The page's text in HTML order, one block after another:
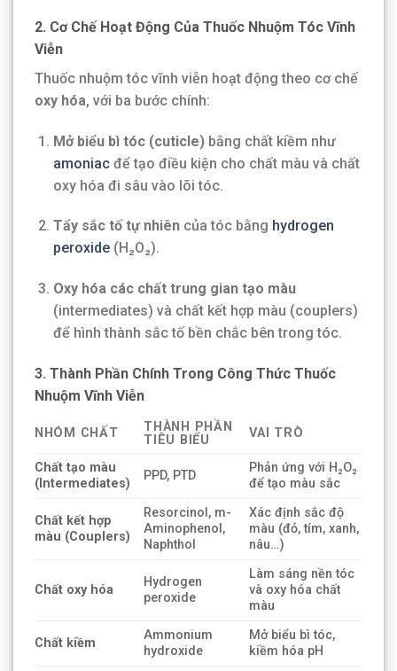
2. Cơ Chế Hoạt Động Của Thuốc Nhuộm Tóc Vĩnh
Viễn
Thuốc nhuộm tóc vĩnh viễn hoạt động theo cơ chế
oxy hóa, với ba bước chính:
Mở biểu bì tóc (cuticle)bằng chất kiềm như
amoniacđể tạo điều kiện cho chất màu và chất
oxy hóa đi sâu vào lõi tóc.
Tẩy sắc tố tự nhiêncủa tóc bằng hydrogen
peroxide(H₂O₂).
Oxy hóa các chất trung gian tạo màu
(intermediates) và chất kết hợp màu (couplers)
để hình thành sắc tố bền chắc bên trong tóc.
3. Thành Phần Chính Trong Công Thức Thuốc
Nhuộm Vĩnh Viễn
NHÓM CHẤT
THÀNH PHẦN
TIÊU BIỂU
VAI TRÒ
Chất tạo màu
(Intermediates)
PPD, PTD
Phản ứng với H₂O₂
để tạo màu sắc
Chất kết hợp
màu (Couplers)
Resorcinol, m-
Aminophenol,
Naphthol
Xác định sắc độ
màu (đỏ, tím, xanh,
nâu…)
Chất oxy hóa
Hydrogen
peroxide
Làm sáng nền tóc
và oxy hóa chất
màu
Chất kiềm
Ammonium
hydroxide
Mở biểu bì tóc,
kiềm hóa pH